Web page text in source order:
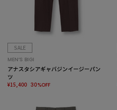
SALE
MEN’S BIGI
アナスタシアギャバジンイージーパン
ツ
¥15,400 30%OFF